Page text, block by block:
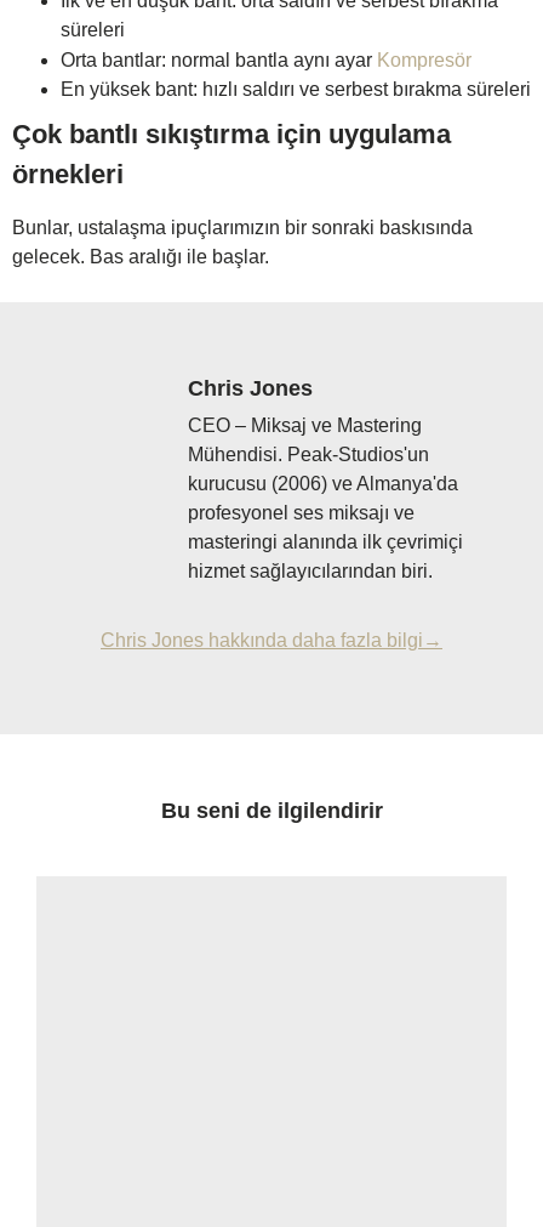
süreleri
Orta bantlar: normal bantla aynı ayar Kompresör
En yüksek bant: hızlı saldırı ve serbest bırakma süreleri
Çok bantlı sıkıştırma için uygulama
örnekleri
Bunlar, ustalaşma ipuçlarımızın bir sonraki baskısında
gelecek. Bas aralığı ile başlar.
Chris Jones
CEO – Miksaj ve Mastering
Mühendisi. Peak-Studios'un
kurucusu (2006) ve Almanya'da
profesyonel ses miksajı ve
masteringi alanında ilk çevrimiçi
hizmet sağlayıcılarından biri.
Chris Jones hakkında daha fazla bilgi→
Bu seni de ilgilendirir